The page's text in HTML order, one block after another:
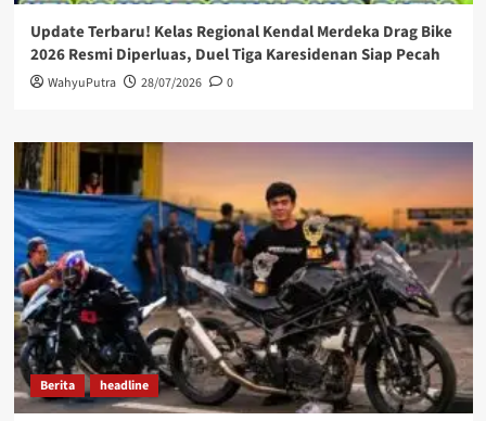
Update Terbaru! Kelas Regional Kendal Merdeka Drag Bike
2026 Resmi Diperluas, Duel Tiga Karesidenan Siap Pecah
WahyuPutra 28/07/2026 0
Berita headline